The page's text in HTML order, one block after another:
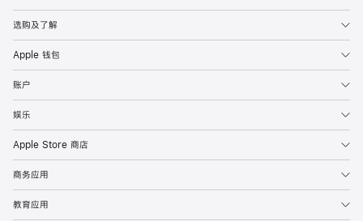
选购及了解
Apple 钱包
账户
娱乐
Apple Store 商店
商务应用
教育应用